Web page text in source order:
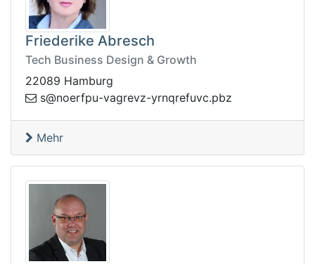
Friederike Abresch
Tech Business Design & Growth
22089 Hamburg
zb
p.cvuferqnry-zvergav-upfreon@s
Mehr